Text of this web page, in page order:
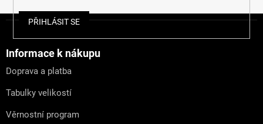
PŘIHLÁSIT SE
Informace k nákupu
Doprava a platba
Tabulky velikostí
Věrnostní program